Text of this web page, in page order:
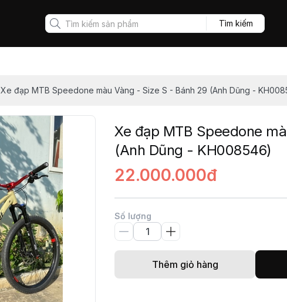
Tìm kiếm
Xe đạp MTB Speedone màu Vàng - Size S - Bánh 29 (Anh Dũng -
Xe đạp MTB Speedone
(Anh Dũng - KH008546)
22.000.000đ
Số lượng
Thêm giỏ hàng